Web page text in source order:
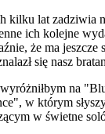
kilku lat zadziwia
ich kolejne
że ma
się nasz
na
w którym
w świetne